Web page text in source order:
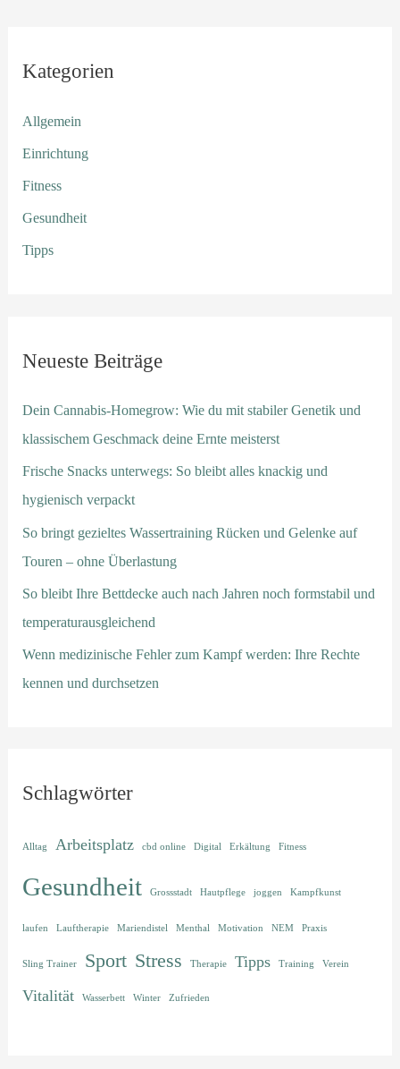
Kategorien
Allgemein
Einrichtung
Fitness
Gesundheit
Tipps
Neueste Beiträge
Dein Cannabis-Homegrow: Wie du mit stabiler Genetik und
klassischem Geschmack deine Ernte meisterst
Frische Snacks unterwegs: So bleibt alles knackig und
hygienisch verpackt
So bringt gezieltes Wassertraining Rücken und Gelenke auf
Touren – ohne Überlastung
So bleibt Ihre Bettdecke auch nach Jahren noch formstabil und
temperaturausgleichend
Wenn medizinische Fehler zum Kampf werden: Ihre Rechte
kennen und durchsetzen
Schlagwörter
Alltag Arbeitsplatz cbd online Digital Erkältung Fitness
Gesundheit Grossstadt Hautpflege joggen Kampfkunst
laufen Lauftherapie Mariendistel Menthal Motivation NEM Praxis
Sling Trainer Sport Stress Therapie Tipps Training Verein
Vitalität Wasserbett Winter Zufrieden